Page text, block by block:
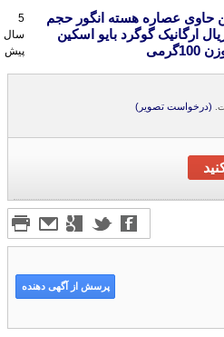
حاوی عصاره هسته انگور حجم
ارگانیک گوگرد بایو اسکین 5
سال
پیش
(درخواست تصویر)
پرسش از آگهی دهنده